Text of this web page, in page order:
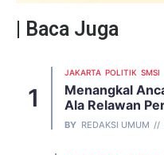
| Baca Juga
JAKARTA POLITIK SMSI
Menangkal
Ala Relawan
BY REDAKSI UMUM